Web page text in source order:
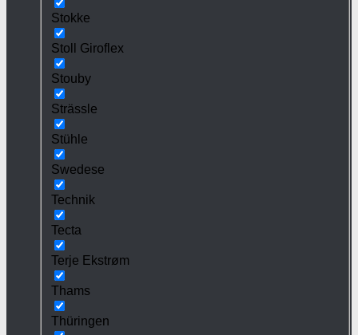
Stokke
Stoll Giroflex
Stouby
Strässle
Stühle
Swedese
Technik
Tecta
Terje Ekstrøm
Thams
Thüringen